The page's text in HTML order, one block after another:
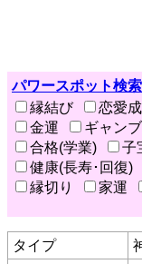
パワースポット検索
縁結び
恋愛
金運
ギャン
合格(学業)
子
健康(長寿･回復)
縁切り
家運
タイプ